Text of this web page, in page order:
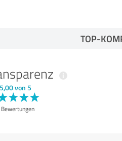
TOP-
5,00 von 5